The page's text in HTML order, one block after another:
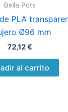
Bella Pots
PLA
Ø96 mm
72,12€
al carrito